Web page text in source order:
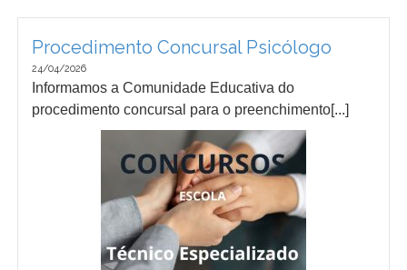
Procedimento Concursal Psicólogo
24/04/2026
Informamos a Comunidade Educativa do
procedimento concursal para o preenchimento[...]